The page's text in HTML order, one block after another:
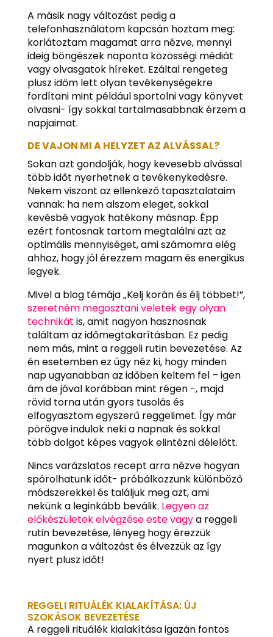
A másik nagy változást pedig a
telefonhasználatom kapcsán hoztam meg:
korlátoztam magamat arra nézve, mennyi
ideig böngészek naponta közösségi médiát
vagy olvasgatok híreket. Ezáltal rengeteg
plusz időm lett olyan tevékenységekre
fordítani mint például sportolni vagy könyvet
olvasni- így sokkal tartalmasabbnak érzem a
napjaimat.
DE VAJON MI A HELYZET AZ ALVÁSSAL?
Sokan azt gondolják, hogy kevesebb alvással
több időt nyerhetnek a tevékenykedésre.
Nekem viszont az ellenkező tapasztalataim
vannak: ha nem alszom eleget, sokkal
kevésbé vagyok hatékony másnap. Épp
ezért fontosnak tartom megtalálni azt az
optimális mennyiséget, ami számomra elég
ahhoz, hogy jól érezzem magam és energikus
legyek.
Mivel a blog témája „Kelj korán és élj többet!”,
szeretném megosztani veletek egy olyan
technikát is, amit nagyon hasznosnak
találtam az időmegtakarításban. Ez pedig
nem más, mint a reggeli rutin bevezetése. Az
én esetemben ez úgy néz ki, hogy minden
nap ugyanabban az időben keltem fel – igen
ám de jóval korábban mint régen -, majd
rövid torna után gyors tusolás és
elfogyasztom egyszerű reggelimet. Így már
pörögve indulok neki a napnak és sokkal
több dolgot képes vagyok elintézni délelőtt.
Nincs varázslatos recept arra nézve hogyan
spórolhatunk időt- próbálkozzunk különböző
módszerekkel és találjuk meg azt, ami
nekünk a leginkább beválik. Legyen az
előkészületek elvégzése este vagya reggeli
rutin bevezetése, lényeg hogy érezzük
magunkon a változást és élvezzük az így
nyert plusz időt!
REGGELI RITUÁLÉK KIALAKÍTÁSA: ÚJ
SZOKÁSOK BEVEZETÉSE
A reggeli rituálék kialakítása igazán fontos